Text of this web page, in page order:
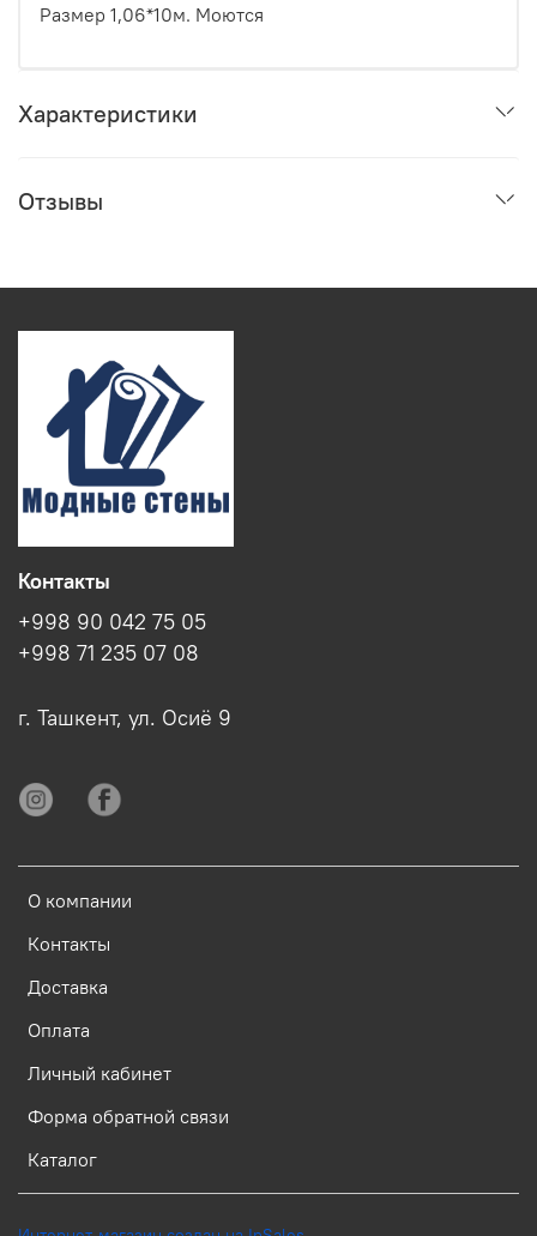
Размер 1,06*10м. Моются
Характеристики
Отзывы
О компании
Контакты
Доставка
Оплата
Личный кабинет
Форма обратной связи
Каталог
Контакты
+998 90 042 75 05
+998 71 235 07 08
г. Ташкент, ул. Осиё 9